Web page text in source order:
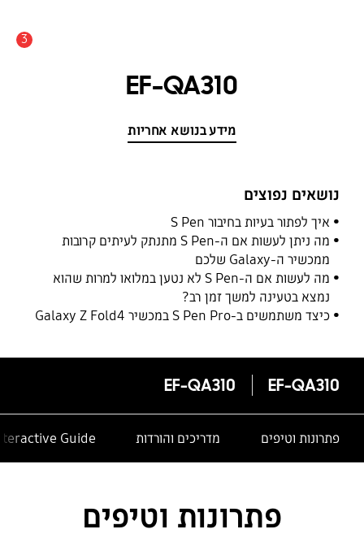
3
EF-QA310
מידע בנושא אחריות
נושאים נפוצים
איך לפתור בעיות בחיבור S Pen
מה ניתן לעשות אם ה-S Pen מתנתק לעיתים קרובות
ממכשיר ה-Galaxy שלכם
מה לעשות אם ה-S Pen לא נטען במלואו למרות שהוא
נמצא בטעינה למשך זמן רב?
כיצד משתמשים ב-S Pen Pro במכשיר Galaxy Z Fold4
EF-QA310
EF-QA310
פתרונות וטיפים מדריכים והורדות Guide
פתרונות וטיפים